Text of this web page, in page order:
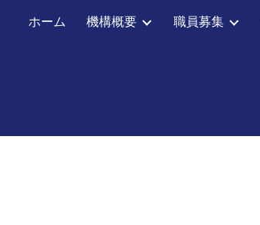
Skip to navigation
ホーム 機構概要 職員募集